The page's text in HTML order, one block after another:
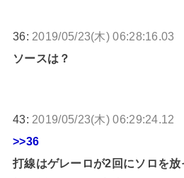
36: 2019/05/23(木) 06:28:16.03
ソースは？
43: 2019/05/23(木) 06:29:24.12
>>36
打線はゲレーロが2回にソロを